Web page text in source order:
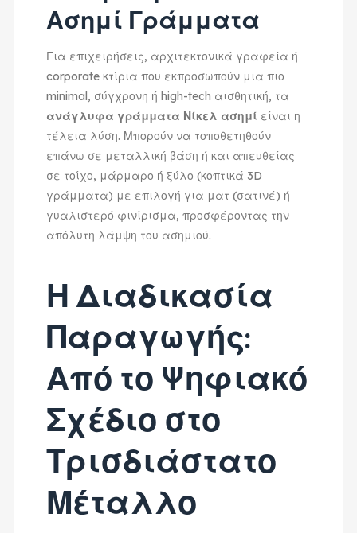
Ασημί Γράμματα
Για επιχειρήσεις, αρχιτεκτονικά γραφεία ή
corporate κτίρια που εκπροσωπούν μια πιο
minimal, σύγχρονη ή high-tech αισθητική, τα
ανάγλυφα γράμματα Νίκελ ασημίείναι η
τέλεια λύση. Μπορούν να τοποθετηθούν
επάνω σε μεταλλική βάση ή και απευθείας
σε τοίχο, μάρμαρο ή ξύλο (κοπτικά 3D
γράμματα) με επιλογή για ματ (σατινέ) ή
γυαλιστερό φινίρισμα, προσφέροντας την
απόλυτη λάμψη του ασημιού.
Η Διαδικασία
Παραγωγής:
Από το Ψηφιακό
Σχέδιο στο
Τρισδιάστατο
Μέταλλο